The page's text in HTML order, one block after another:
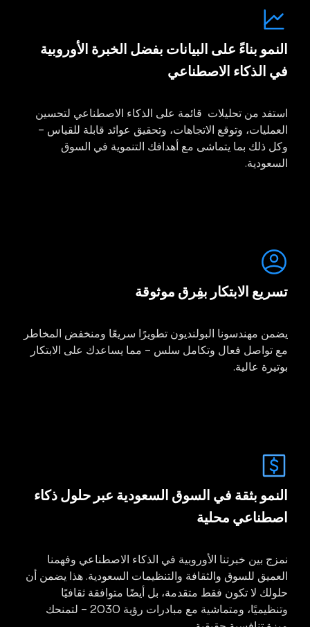
النمو بناءً على البيانات بفضل الخبرة الأوروبية
في الذكاء الاصطناعي
استفد من تحليلات قائمة على الذكاء الاصطناعي لتحسين
العمليات، وتوقع الاتجاهات، وتحقيق عوائد قابلة للقياس –
وكل ذلك بما يتماشى مع أهدافك التنموية في السوق
السعودية.
تسريع الابتكار بفِرق موثوقة
يضمن مهندسونا البولنديون تطويرًا سريعًا ومنخفض المخاطر
مع تواصل فعال وتكامل سلس – مما يساعدك على الابتكار
بوتيرة عالية.
النمو بثقة في السوق السعودية عبر حلول ذكاء
اصطناعي محلية
نمزج بين خبرتنا الأوروبية في الذكاء الاصطناعي وفهمنا
العميق للسوق والثقافة والتنظيمات السعودية. هذا يضمن أن
حلولك لا تكون فقط متقدمة، بل أيضًا متوافقة ثقافيًا
وتنظيميًا، ومتماشية مع مبادرات رؤية 2030 – لتمنحك